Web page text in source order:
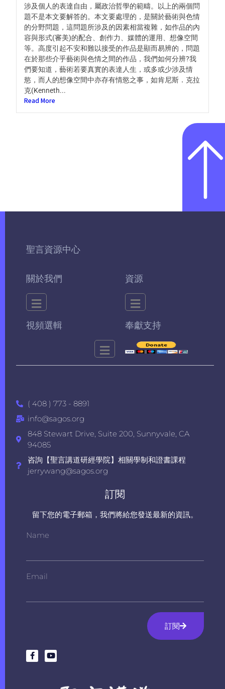
涉及個人的表達自由，屬政治哲學的範疇。以上的兩個問
題不是本文要解答的。本文要處理的，是關於藝術與色情
的分野問題，這問題所涉及的因素相當複雜，如作品的內
容與形式(審美)的配合、創作力、媒體的運用、想像空間
等。高度引起不安和難以接受的作品是顯而易辨的，問題
在於那些介乎藝術與色情之間的作品，我們如何分辨?我
們要知道，藝術若要真實的表達人生，或多或少涉及情
慾，而人的想像空間中亦存有情慾之事，如肯尼斯．克拉
克(Kenneth...
Read More
聖言資源中心
關於我們 資源
視頻選輯 奉獻支持
( 408 ) 773 - 8891
info@sagos.org
848 Stewart Drive, Suite 200, Sunnyvale, CA
94085
咨詢【聖言講道研經學院】相關學制和證書課程
jerrywang@sagos.org
訂閱
留下您的電子郵箱，我們將給您發送最新的資訊。
Name
Email
訂閱